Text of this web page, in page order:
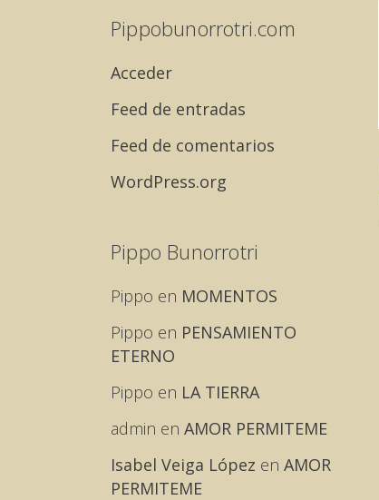
Pippobunorrotri.com
Acceder
Feed de entradas
Feed de comentarios
WordPress.org
Pippo Bunorrotri
Pippo en MOMENTOS
Pippo en PENSAMIENTO
ETERNO
Pippo en LA TIERRA
admin en AMOR PERMITEME
Isabel Veiga López en AMOR
PERMITEME